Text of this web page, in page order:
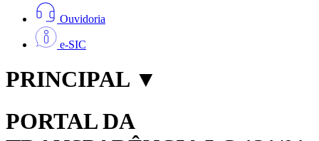
Ouvidoria
e-SIC
PRINCIPAL ▼
PORTAL DA